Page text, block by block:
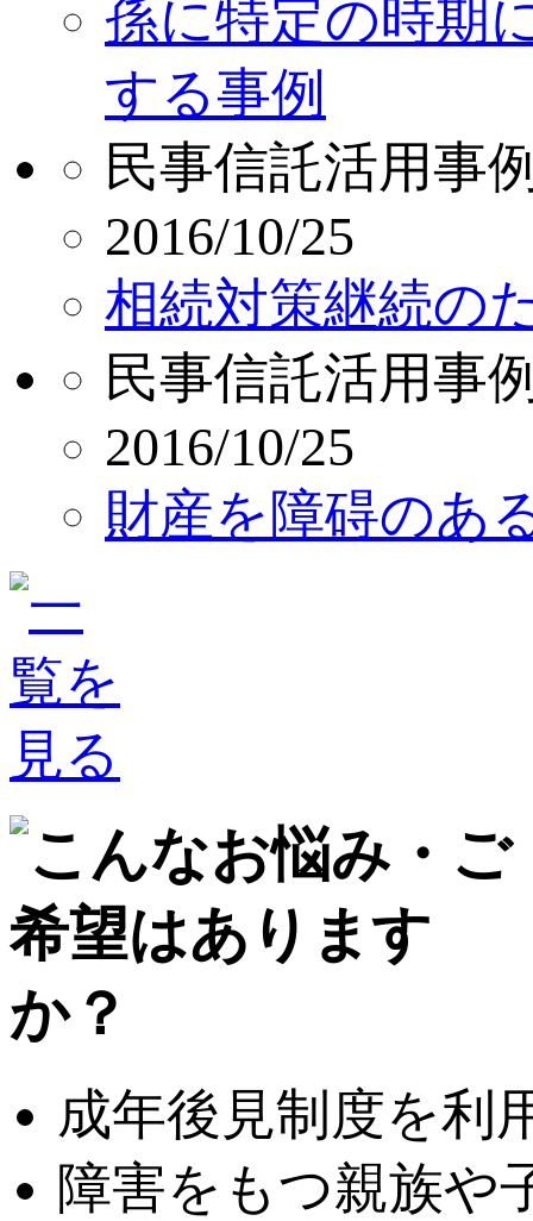
孫に特定の時期
する事例
民事信託活用事
2016/10/25
相続対策継続の
民事信託活用事
2016/10/25
財産を障碍のあ
成年後見制度を利
障害をもつ親族や